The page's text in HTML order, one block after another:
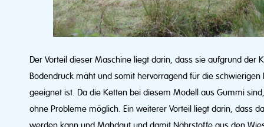
Der Vorteil dieser Maschine liegt darin, dass sie aufgrund der
Bodendruck mäht und somit hervorragend für die schwierigen
geeignet ist. Da die Ketten bei diesem Modell aus Gummi
ohne Probleme möglich. Ein weiterer Vorteil liegt darin, dass